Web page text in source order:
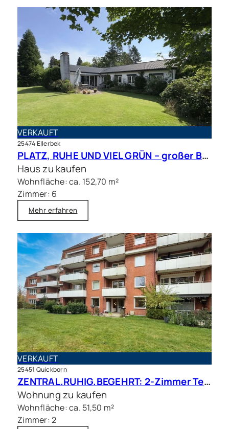
VERKAUFT
25474 Ellerbek
PLATZ, RUHE UND VIEL GRÜN – großer Bungalow mit Traumgrundstück in bester Lage
Haus zu kaufen
Wohnfläche: ca. 152,70 m²
Zimmer: 6
Mehr erfahren
VERKAUFT
25451 Quickborn
ZENTRAL.RUHIG.BEGEHRT: 2-Zimmer Terrassenwohnung in beliebter Wohnlage
Wohnung zu kaufen
Wohnfläche: ca. 51,50 m²
Zimmer: 2